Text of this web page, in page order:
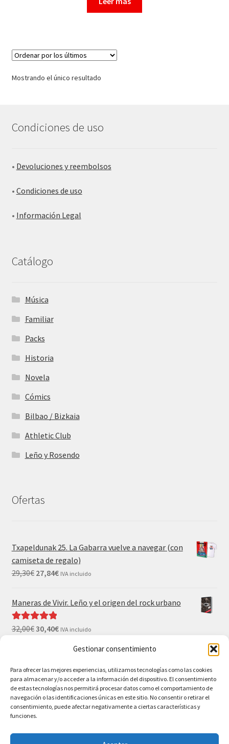
Gestionar consentimiento
Para ofrecer las mejores experiencias, utilizamos tecnologías como las cookies
para almacenar y/o acceder a la información del dispositivo. El consentimiento
de estas tecnologías nos permitirá procesar datos como el comportamiento de
navegación o las identificaciones únicas en este sitio. No consentir o retirar el
consentimiento, puede afectar negativamente a ciertas características y
funciones.
Mostrando el único resultado
Condiciones de uso
• Devoluciones y reembolsos
• Condiciones de uso
• Información Legal
Catálogo
Música
Familiar
Packs
Historia
Novela
Cómics
Bilbao / Bizkaia
Athletic Club
Leño y Rosendo
Ofertas
Txapeldunak 25. La Gabarra vuelve a navegar (con
camiseta de regalo)
29,30€ 27,84€ IVA incluido
Maneras de Vivir. Leño y el origen del rock urbano
Valorado con
32,00€30,40€ IVA incluido
camiseta y postales de regalo)
35,00€33,25€